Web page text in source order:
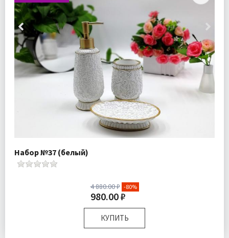
Набор №37 (белый)
4 880.00 ₽ -80%
980.00 ₽
КУПИТЬ